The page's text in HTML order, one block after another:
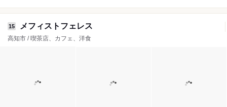
15 メフィストフェレス
高知市 / 喫茶店、カフェ、洋食